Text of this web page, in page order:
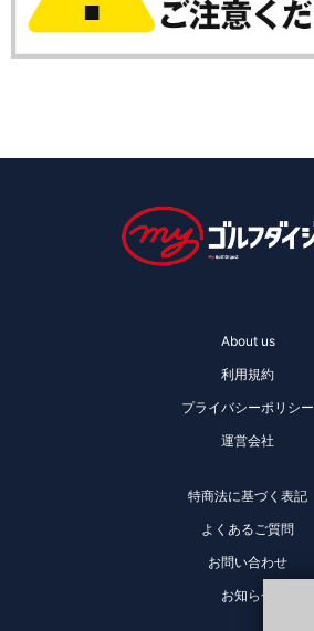
About us
利用規約
プライバシーポリシー
運営会社
特商法に基づく表記
よくあるご質問
お問い合わせ
お知らせ